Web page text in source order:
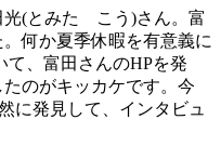
光(とみた こう)さん。富
何か夏季休暇を有意義に
て、富田さんのHPを発
のがキッカケです。今
に発見して、インタビュ